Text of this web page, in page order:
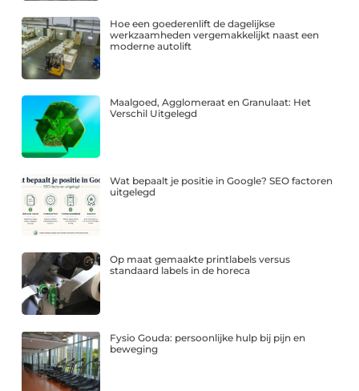
Hoe een goederenlift de dagelijkse
werkzaamheden vergemakkelijkt naast een
moderne autolift
Maalgoed, Agglomeraat en Granulaat: Het
Verschil Uitgelegd
Wat bepaalt je positie in Google? SEO factoren
uitgelegd
Op maat gemaakte printlabels versus
standaard labels in de horeca
Fysio Gouda: persoonlijke hulp bij pijn en
beweging